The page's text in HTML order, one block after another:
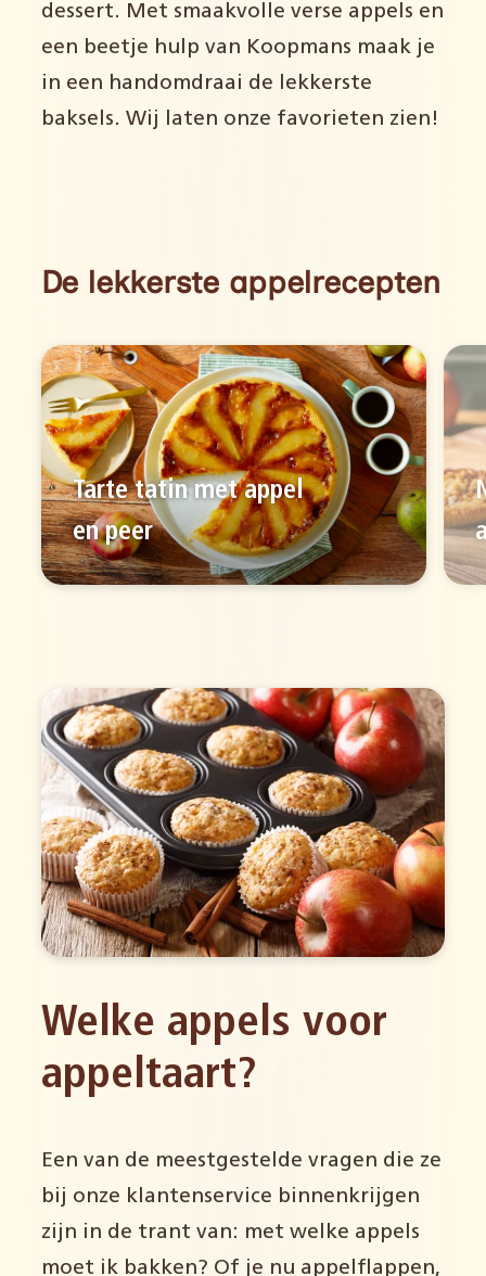
dessert. Met smaakvolle verse appels en
een beetje hulp van Koopmans maak je
in een handomdraai de lekkerste
baksels. Wij laten onze favorieten zien!
De lekkerste appelrecepten
Tarte tatin met appel
en peer
Welke appels voor
appeltaart?
Een van de meestgestelde vragen die ze
bij onze klantenservice binnenkrijgen
zijn in de trant van: met welke appels
moet ik bakken? Of je nu appelflappen,